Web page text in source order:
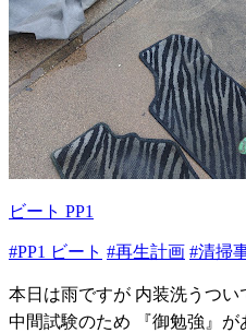
ビート PP1
#PP1 ビート #再生計画 #清掃
本日は雨ですが 内装洗うつ
中間試験のため 『御勉強』が